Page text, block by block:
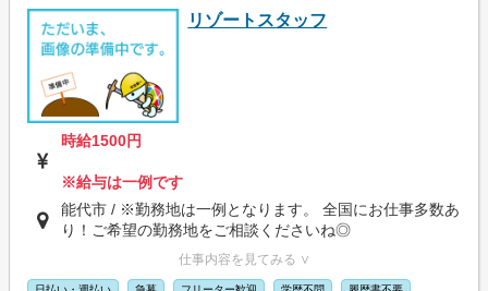
リゾートスタッフ
時給1500円
※給与は一例です
能代市 / ※勤務地は一例となります。 全国にお仕事多数あ
り！ご希望の勤務地をご相談くださいね◎
仕事内容を見てみる ∨